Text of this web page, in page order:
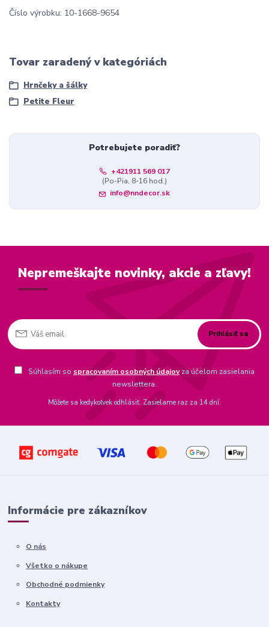
Číslo výrobku: 10-1668-9654
Tovar zaradený v kategóriách
Hrnčeky a šálky
Petite Fleur
Potrebujete poradiť?
+421911 569 017
(Po-Pia, 8-16 hod.)
info@nndecor.sk
Nepremeškajte novinky, akcie a zľavy!
Prihlásiť sa
Súhlasím so spracovaním osobných údajovza účelom zasielania
newslettera.
Môžete sa kedykoľvek odhlásiť. Zasielame raz za 14 dní.
Informácie pre zákazníkov
O nás
Všetko o nákupe
Obchodné podmienky
Kontakty